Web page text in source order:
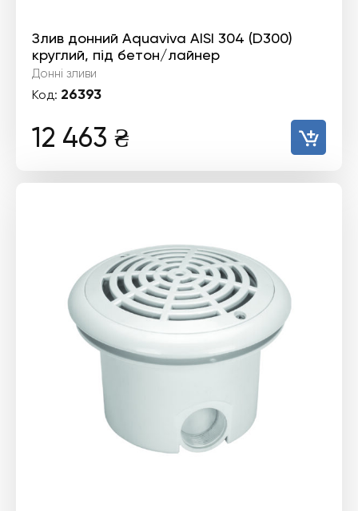
Злив донний Aquaviva AISI 304 (D300)
круглий, під бетон/лайнер
Донні зливи
Код: 26393
12 463 ₴